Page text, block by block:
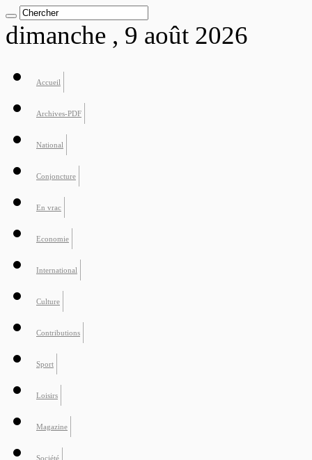
dimanche , 9 août 2026
Accueil
Archives-PDF
National
Conjoncture
En vrac
Economie
International
Culture
Contributions
Sport
Loisirs
Magazine
Société